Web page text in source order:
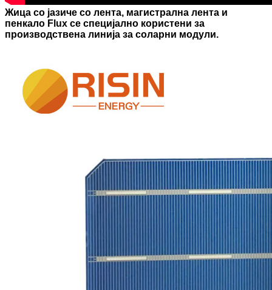
Жица со јазиче со лента, магистрална лента и
пенкало Flux се специјално користени за
производствена линија за соларни модули.